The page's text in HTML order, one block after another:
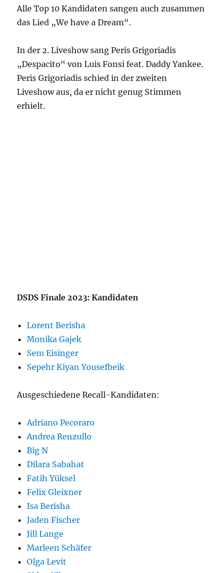
Alle Top 10 Kandidaten sangen auch zusammen
das Lied „We have a Dream“.
In der 2. Liveshow sang Peris Grigoriadis
„Despacito“ von Luis Fonsi feat. Daddy Yankee.
Peris Grigoriadis schied in der zweiten
Liveshow aus, da er nicht genug Stimmen
erhielt.
DSDS Finale 2023: Kandidaten
Lorent Berisha
Monika Gajek
Sem Eisinger
Sepehr Kiyan Yousefbeik
Ausgeschiedene Recall-Kandidaten:
Adriano Pecoraro
Andrea Renzullo
Big N
Dilara Sabahat
Fatih Yüksel
Felix Gleixner
Isa Berisha
Jaden Fischer
Jill Lange
Marleen Schäfer
Olga Levit